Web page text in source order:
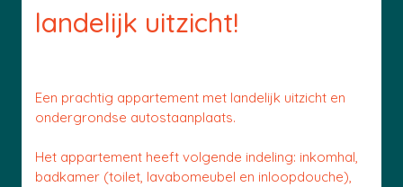
landelijk uitzicht!
Een prachtig appartement met landelijk uitzicht en
ondergrondse autostaanplaats.
Het appartement heeft volgende indeling: inkomhal,
badkamer (toilet, lavabomeubel en inloopdouche),